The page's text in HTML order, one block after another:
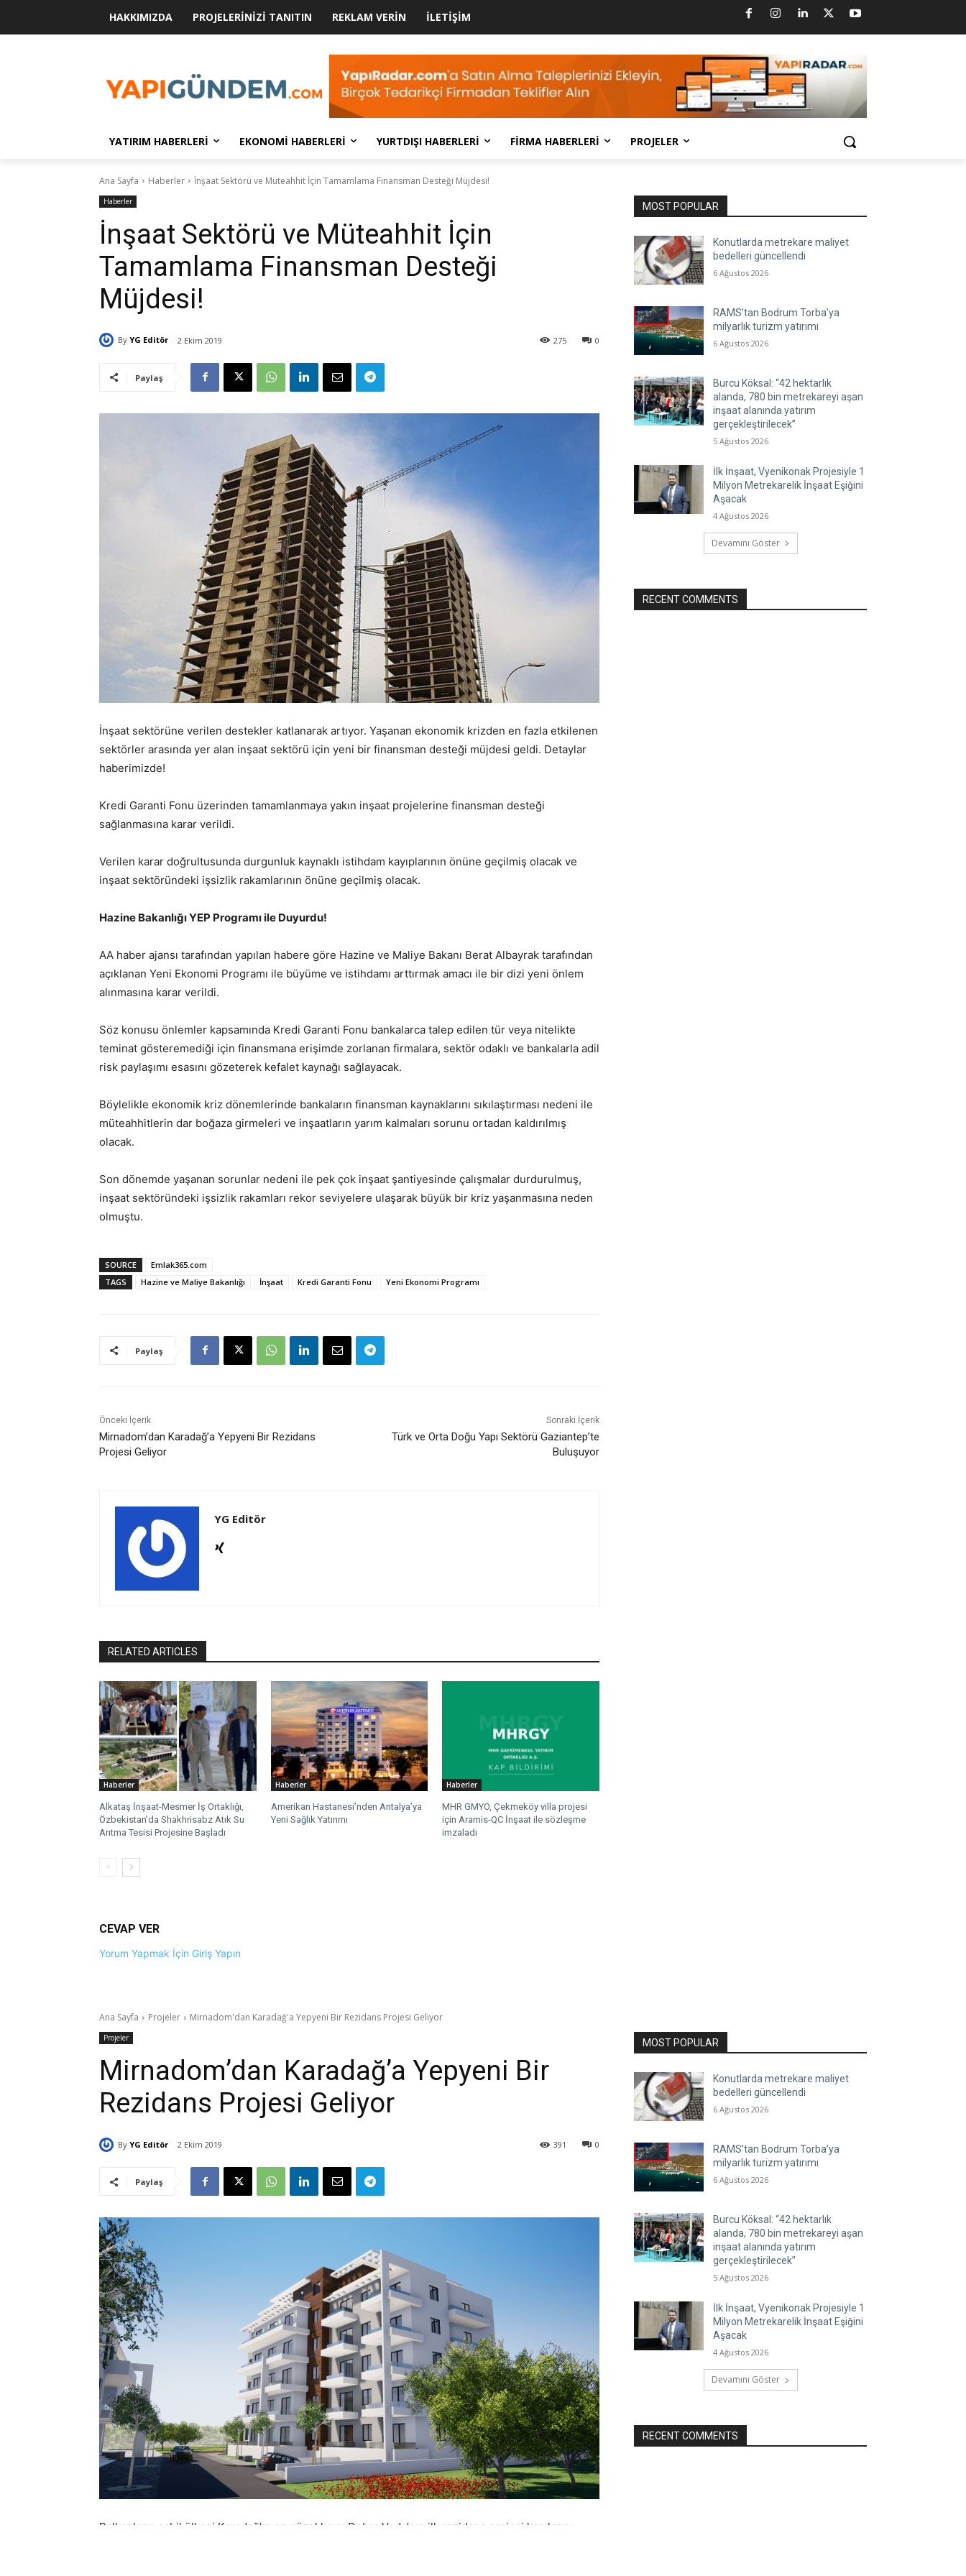
HAKKIMIZDA PROJELERINIZI TANITIN REKLAM VERIN İLETIŞIM
YATIRIM HABERLERI EKONOMI HABERLERI YURTDIŞI HABERLERI FIRMA HABERLERI PROJELER
Ana Sayfa Haberler İnşaat Sektörü ve Müteahhit İçin Tamamlama Finansman Desteği Müjdesi!
Haberler
İnşaat Sektörü ve Müteahhit İçin
Tamamlama Finansman Desteği
Müjdesi!
By YG Editör 2 Ekim 2019 0
275
Paylaş
İnşaat sektörüne verilen destekler katlanarak artıyor. Yaşanan ekonomik krizden en fazla etkilenen
sektörler arasında yer alan inşaat sektörü için yeni bir finansman desteği müjdesi geldi. Detaylar
haberimizde!
Kredi Garanti Fonu üzerinden tamamlanmaya yakın inşaat projelerine finansman desteği
sağlanmasına karar verildi.
Verilen karar doğrultusunda durgunluk kaynaklı istihdam kayıplarının önüne geçilmiş olacak ve
inşaat sektöründeki işsizlik rakamlarının önüne geçilmiş olacak.
Hazine Bakanlığı YEP Programı ile Duyurdu!
AA haber ajansı tarafından yapılan habere göre Hazine ve Maliye Bakanı Berat Albayrak tarafından
açıklanan Yeni Ekonomi Programı ile büyüme ve istihdamı arttırmak amacı ile bir dizi yeni önlem
alınmasına karar verildi.
Söz konusu önlemler kapsamında Kredi Garanti Fonu bankalarca talep edilen tür veya nitelikte
teminat gösteremediği için finansmana erişimde zorlanan firmalara, sektör odaklı ve bankalarla adil
risk paylaşımı esasını gözeterek kefalet kaynağı sağlayacak.
Böylelikle ekonomik kriz dönemlerinde bankaların finansman kaynaklarını sıkılaştırması nedeni ile
müteahhitlerin dar boğaza girmeleri ve inşaatların yarım kalmaları sorunu ortadan kaldırılmış
olacak.
Son dönemde yaşanan sorunlar nedeni ile pek çok inşaat şantiyesinde çalışmalar durdurulmuş,
inşaat sektöründeki işsizlik rakamları rekor seviyelere ulaşarak büyük bir kriz yaşanmasına neden
olmuştu.
SOURCE
Emlak365.com
TAGS
Hazine ve Maliye Bakanlığı İnşaat Kredi Garanti Fonu Yeni Ekonomi Programı
Paylaş
Önceki İçerik
Mirnadom’dan Karadağ’a Yepyeni Bir Rezidans
Projesi Geliyor
Sonraki İçerik
Türk ve Orta Doğu Yapı Sektörü Gaziantep’te
Buluşuyor
YG Editör
RELATED ARTICLES
Haberler
Alkataş İnşaat-Mesmer İş Ortaklığı,
Özbekistan’da Shakhrisabz Atık Su
Arıtma Tesisi Projesine Başladı
Haberler
Amerikan Hastanesi’nden Antalya’ya
Yeni Sağlık Yatırımı
Haberler
MHR GMYO, Çekmeköy villa projesi
için Aramis-QC İnşaat ile sözleşme
imzaladı
CEVAP VER
Yorum Yapmak İçin Giriş Yapın
MOST POPULAR
Konutlarda metrekare maliyet
bedelleri güncellendi
6 Ağustos 2026
RAMS’tan Bodrum Torba’ya
milyarlık turizm yatırımı
6 Ağustos 2026
Burcu Köksal: “42 hektarlık
alanda, 780 bin metrekareyi aşan
inşaat alanında yatırım
gerçekleştirilecek”
5 Ağustos 2026
İlk İnşaat, Vyenikonak Projesiyle 1
Milyon Metrekarelik İnşaat Eşiğini
Aşacak
4 Ağustos 2026
Devamını Göster
RECENT COMMENTS